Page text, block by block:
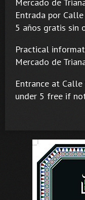
Entrada por
5 años gratis sin
Practical
Mercado de
Entrance at Calle
under 5 free if